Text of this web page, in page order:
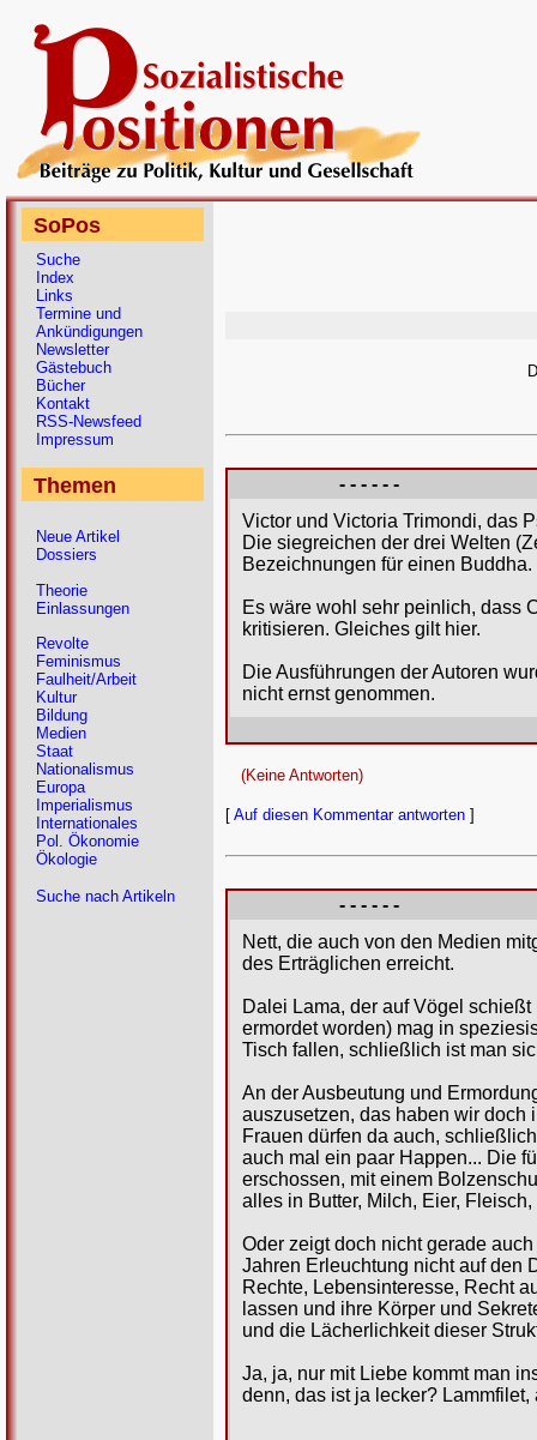
- - - - - -
Victor und Victoria Trimondi, das
Die siegreichen der drei Welten
Bezeichnungen für einen Buddha.
Es wäre wohl sehr peinlich, dass
kritisieren. Gleiches gilt hier.
Die Ausführungen der Autoren
nicht ernst genommen.
(Keine Antworten)
[ Auf diesen Kommentar antworten ]
- - - - - -
Nett, die auch von den Medien
des Erträglichen erreicht.
Dalei Lama, der auf Vögel
ermordet worden) mag in
Tisch fallen, schließlich ist man
An der Ausbeutung und
auszusetzen, das haben wir doch
Frauen dürfen da auch,
auch mal ein paar Happen... Die
erschossen, mit einem
alles in Butter, Milch, Eier,
Oder zeigt doch nicht gerade
Jahren Erleuchtung nicht auf den
Rechte, Lebensinteresse, Recht
lassen und ihre Körper und
und die Lächerlichkeit dieser
Ja, ja, nur mit Liebe kommt man
denn, das ist ja lecker?
SoPos
Suche
Index
Links
Termine und
Ankündigungen
Newsletter
Gästebuch
Bücher
Kontakt
RSS-Newsfeed
Impressum
Themen
Neue Artikel
Dossiers
Theorie
Einlassungen
Revolte
Feminismus
Faulheit/Arbeit
Kultur
Bildung
Medien
Staat
Nationalismus
Europa
Imperialismus
Internationales
Pol. Ökonomie
Ökologie
Suche nach Artikeln